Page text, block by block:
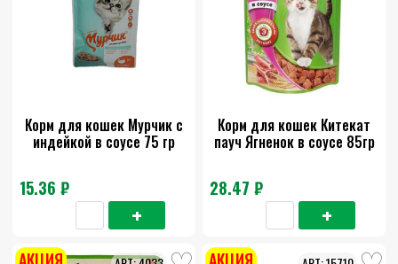
Корм для кошек Мурчик с
индейкой в соусе 75 гр
15.36 ₽
Корм для кошек Китекат
пауч Ягненок в соусе 85гр
28.47 ₽